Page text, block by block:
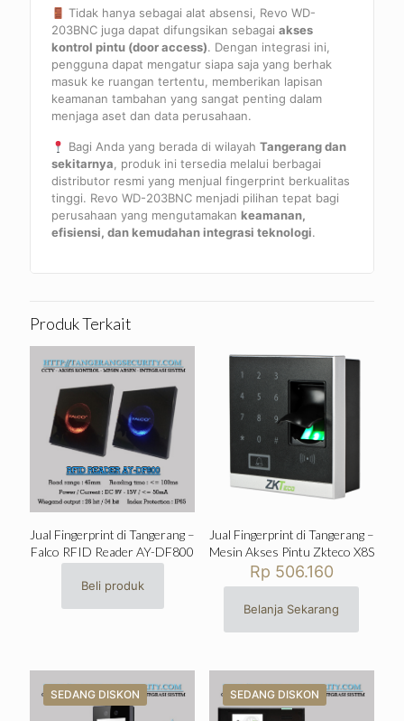
Tidak hanya sebagai alat absensi, Revo WD-
203BNC juga dapat difungsikan sebagaiakses
kontrol pintu (door access). Dengan integrasi ini,
pengguna dapat mengatur siapa saja yang berhak
masuk ke ruangan tertentu, memberikan lapisan
keamanan tambahan yang sangat penting dalam
menjaga aset dan data perusahaan.
Bagi Anda yang berada di wilayahTangerang dan
sekitarnya, produk ini tersedia melalui berbagai
distributor resmi yang menjual fingerprint berkualitas
tinggi. Revo WD-203BNC menjadi pilihan tepat bagi
perusahaan yang mengutamakankeamanan,
efisiensi, dan kemudahan integrasi teknologi.
Produk Terkait
Jual Fingerprint di Tangerang –
Falco RFID Reader AY-DF800
Beli produk
Jual Fingerprint di Tangerang –
Mesin Akses Pintu Zkteco X8S
Rp 506.160
Belanja Sekarang
SEDANG DISKON SEDANG DISKON